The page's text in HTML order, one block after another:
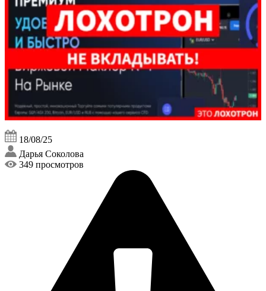
18/08/25
Дарья Соколова
349 просмотров